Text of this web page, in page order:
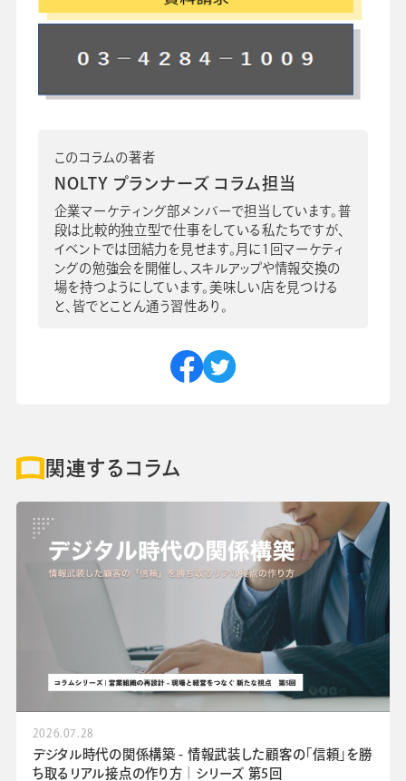
このコラムの著者
NOLTY プランナーズ コラム担当
企業マーケティング部メンバーで担当しています。普
段は比較的独立型で仕事をしている私たちですが、
イベントでは団結力を見せます。月に1回マーケティ
ングの勉強会を開催し、スキルアップや情報交換の
場を持つようにしています。美味しい店を見つける
と、皆でとことん通う習性あり。
関連するコラム
2026.07.28
デジタル時代の関係構築 - 情報武装した顧客の「信頼」を勝
ち取るリアル接点の作り方│シリーズ 第5回